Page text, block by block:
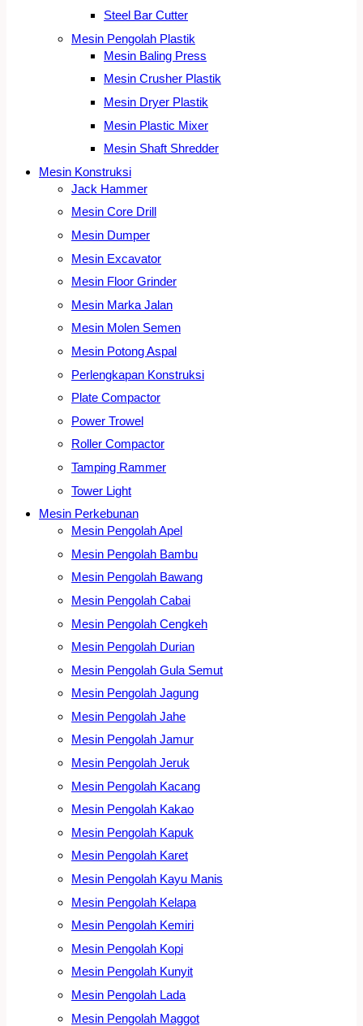
Steel Bar Cutter
Mesin Pengolah Plastik
Mesin Baling Press
Mesin Crusher Plastik
Mesin Dryer Plastik
Mesin Plastic Mixer
Mesin Shaft Shredder
Mesin Konstruksi
Jack Hammer
Mesin Core Drill
Mesin Dumper
Mesin Excavator
Mesin Floor Grinder
Mesin Marka Jalan
Mesin Molen Semen
Mesin Potong Aspal
Perlengkapan Konstruksi
Plate Compactor
Power Trowel
Roller Compactor
Tamping Rammer
Tower Light
Mesin Perkebunan
Mesin Pengolah Apel
Mesin Pengolah Bambu
Mesin Pengolah Bawang
Mesin Pengolah Cabai
Mesin Pengolah Cengkeh
Mesin Pengolah Durian
Mesin Pengolah Gula Semut
Mesin Pengolah Jagung
Mesin Pengolah Jahe
Mesin Pengolah Jamur
Mesin Pengolah Jeruk
Mesin Pengolah Kacang
Mesin Pengolah Kakao
Mesin Pengolah Kapuk
Mesin Pengolah Karet
Mesin Pengolah Kayu Manis
Mesin Pengolah Kelapa
Mesin Pengolah Kemiri
Mesin Pengolah Kopi
Mesin Pengolah Kunyit
Mesin Pengolah Lada
Mesin Pengolah Maggot